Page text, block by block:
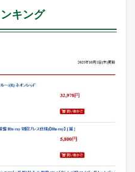
キング